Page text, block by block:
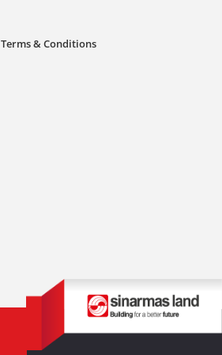
Terms & Conditions